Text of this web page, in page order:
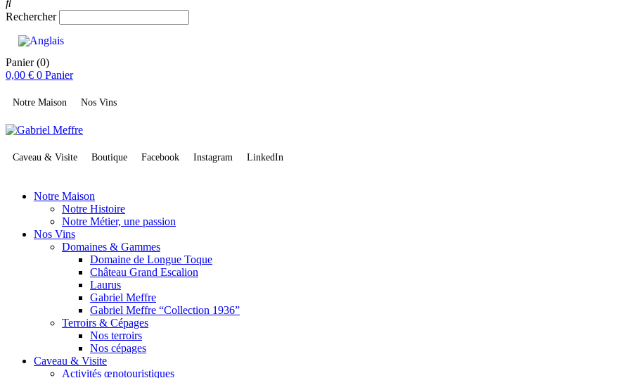
Rechercher
Panier (0)
0,00 € 0 Panier
Notre Maison Nos Vins
Caveau & Visite Boutique Facebook Instagram LinkedIn
Notre Maison
Notre Histoire
Notre Métier, une passion
Nos Vins
Domaines & Gammes
Domaine de Longue Toque
Château Grand Escalion
Laurus
Gabriel Meffre
Gabriel Meffre “Collection 1936”
Terroirs & Cépages
Nos terroirs
Nos cépages
Caveau & Visite
Activités œnotouristiques